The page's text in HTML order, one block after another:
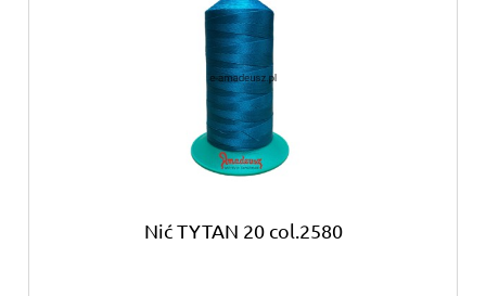
Nić TYTAN 20 col.2580